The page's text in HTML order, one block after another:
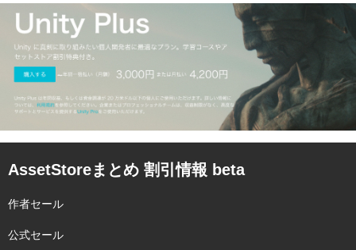
AssetStoreまとめ 割引情報 beta
作者セール
公式セール